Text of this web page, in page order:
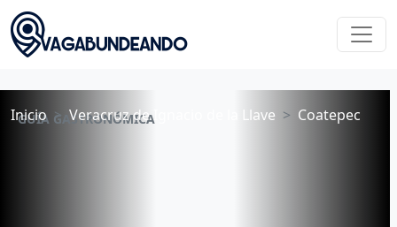
Inicio Veracruz de Ignacio de la Llave Coatepec
GUÍA GASTRONÓMICA